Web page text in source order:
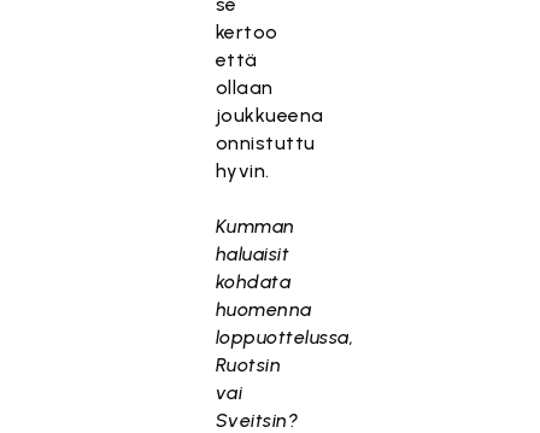
kertoo
että
ollaan
joukkueena
onnistuttu
hyvin.
Kumman
haluaisit
kohdata
huomenna
loppuottelussa,
Ruotsin
vai
Sveitsin?